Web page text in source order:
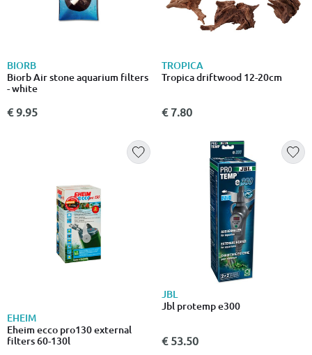
BIORB
Biorb Air stone aquarium filters
- white
€ 9.95
TROPICA
Tropica driftwood 12-20cm
€ 7.80
EHEIM
Eheim ecco pro130 external
filters 60-130l
JBL
Jbl protemp e300
€ 53.50